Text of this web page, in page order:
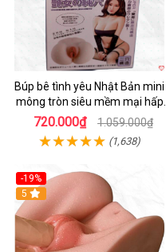
Búp bê tình yêu Nhật Bản mini
mông tròn siêu mềm mại hấp
dẫn
720.000₫ 1.059.000₫
(1,638)
-19%
Hot
5